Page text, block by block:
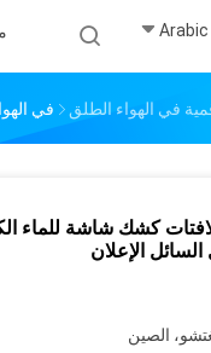
Arabic
في الهواء الطلق في
كشك شاشة للماء
الإعلان
الصين